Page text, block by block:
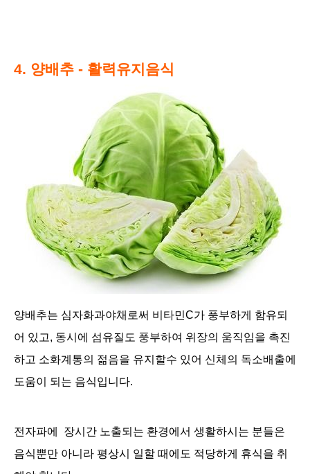
4. 양배추 - 활력유지음식
양배추는 심자화과야채로써 비타민C가 풍부하게 함유되
어 있고, 동시에 섬유질도 풍부하여 위장의 움직임을 촉진
하고 소화계통의 젊음을 유지할수 있어 신체의 독소배출에
도움이 되는 음식입니다.
전자파에 장시간 노출되는 환경에서 생활하시는 분들은
음식뿐만 아니라 평상시 일할 때에도 적당하게 휴식을 취